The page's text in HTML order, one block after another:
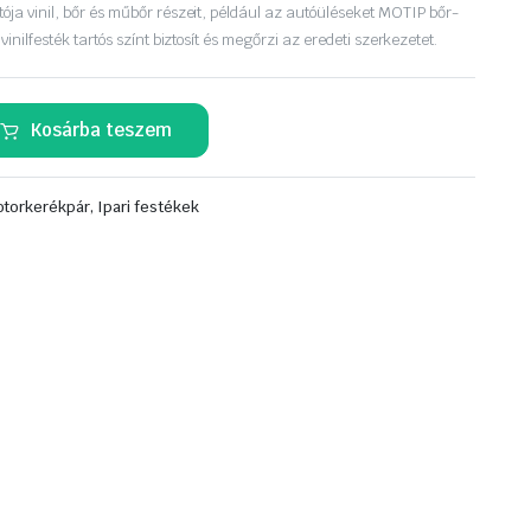
vinil, bőr és műbőr részeit, például az autóüléseket MOTIP bőr-
tartós színt biztosít és megőrzi az eredeti szerkezetet.
Kosárba teszem
Ipari festékek